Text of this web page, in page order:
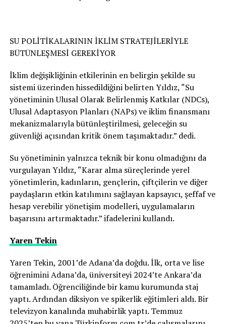
SU POLİTİKALARININ İKLİM STRATEJİLERİYLE
BÜTÜNLEŞMESİ GEREKİYOR
İklim değişikliğinin etkilerinin en belirgin şekilde su
sistemi üzerinden hissedildiğini belirten Yıldız, “Su
yönetiminin Ulusal Olarak Belirlenmiş Katkılar (NDCs),
Ulusal Adaptasyon Planları (NAPs) ve iklim finansmanı
mekanizmalarıyla bütünleştirilmesi, geleceğin su
güvenliği açısından kritik önem taşımaktadır.” dedi.
Su yönetiminin yalnızca teknik bir konu olmadığını da
vurgulayan Yıldız, “Karar alma süreçlerinde yerel
yönetimlerin, kadınların, gençlerin, çiftçilerin ve diğer
paydaşların etkin katılımını sağlayan kapsayıcı, şeffaf ve
hesap verebilir yönetişim modelleri, uygulamaların
başarısını artırmaktadır.” ifadelerini kullandı.
Yaren Tekin
Yaren Tekin, 2001’de Adana’da doğdu. İlk, orta ve lise
öğrenimini Adana’da, üniversiteyi 2024’te Ankara’da
tamamladı. Öğrenciliğinde bir kamu kurumunda staj
yaptı. Ardından diksiyon ve spikerlik eğitimleri aldı. Bir
televizyon kanalında muhabirlik yaptı. Temmuz